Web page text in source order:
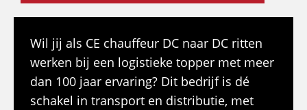
Wil jij als CE chauffeur DC naar DC ritten
werken bij een logistieke topper met meer
dan 100 jaar ervaring? Dit bedrijf is dé
schakel in transport en distributie, met